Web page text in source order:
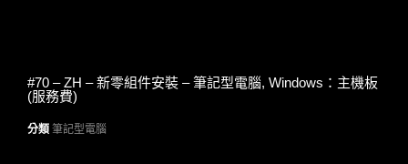
#70 – ZH – 新零組件安裝 – 筆記型電腦, Windows：主機板
(服務費)
分類 筆記型電腦